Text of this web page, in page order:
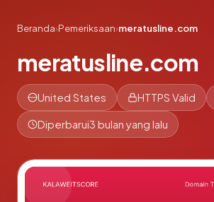
Beranda›Pemeriksaan›meratusline.com
meratusline.com
United States HTTPS Valid
Diperbarui3 bulan yang lalu